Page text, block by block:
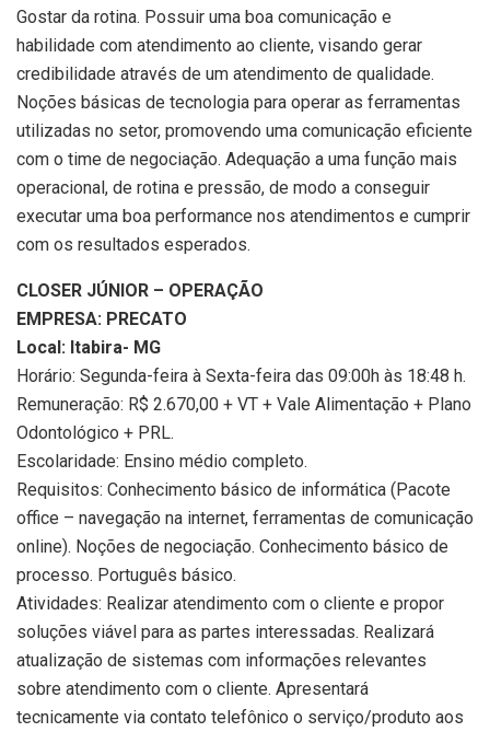
Gostar da rotina. Possuir uma boa comunicação e
habilidade com atendimento ao cliente, visando gerar
credibilidade através de um atendimento de qualidade.
Noções básicas de tecnologia para operar as ferramentas
utilizadas no setor, promovendo uma comunicação eficiente
com o time de negociação. Adequação a uma função mais
operacional, de rotina e pressão, de modo a conseguir
executar uma boa performance nos atendimentos e cumprir
com os resultados esperados.
CLOSER JÚNIOR – OPERAÇÃO
EMPRESA: PRECATO
Local: Itabira- MG
Horário: Segunda-feira à Sexta-feira das 09:00h às 18:48 h.
Remuneração: R$ 2.670,00 + VT + Vale Alimentação + Plano
Odontológico + PRL.
Escolaridade: Ensino médio completo.
Requisitos: Conhecimento básico de informática (Pacote
office – navegação na internet, ferramentas de comunicação
online). Noções de negociação. Conhecimento básico de
processo. Português básico.
Atividades: Realizar atendimento com o cliente e propor
soluções viável para as partes interessadas. Realizará
atualização de sistemas com informações relevantes
sobre atendimento com o cliente. Apresentará
tecnicamente via contato telefônico o serviço/produto aos